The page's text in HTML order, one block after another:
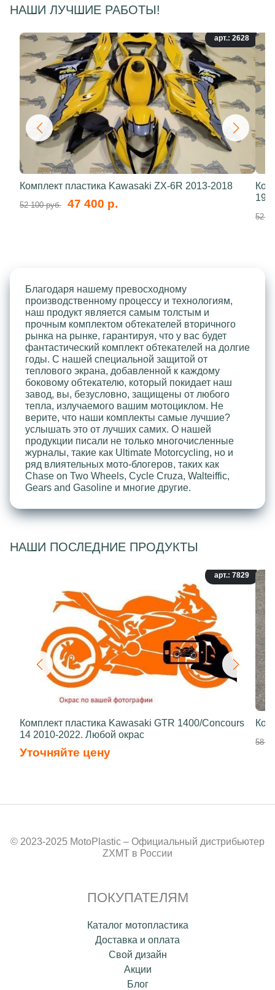
НАШИ ЛУЧШИЕ РАБОТЫ!
арт.: 2628
Комплект пластика Kawasaki ZX-6R 2013-2018
52 100 руб. 47 400 р.
52
Благодаря нашему превосходному
производственному процессу и технологиям,
наш продукт является самым толстым и
прочным комплектом обтекателей вторичного
рынка на рынке, гарантируя, что у вас будет
фантастический комплект обтекателей на долгие
годы. С нашей специальной защитой от
теплового экрана, добавленной к каждому
боковому обтекателю, который покидает наш
завод, вы, безусловно, защищены от любого
тепла, излучаемого вашим мотоциклом. Не
верите, что наши комплекты самые лучшие?
услышать это от лучших самих. О нашей
продукции писали не только многочисленные
журналы, такие как Ultimate Motorcycling, но и
ряд влиятельных мото-блогеров, таких как
Chase on Two Wheels, Cycle Cruza, Walteiffic,
Gears and Gasoline и многие другие.
НАШИ ПОСЛЕДНИЕ ПРОДУКТЫ
арт.: 7829
Комплект пластика Kawasaki GTR 1400/Concours
14 2010-2022. Любой окрас
Уточняйте цену
58
© 2023-2025 MotoPlastic – Официальный дистрибьютер
ZXMT в России
ПОКУПАТЕЛЯМ
Каталог мотопластика
Доставка и оплата
Свой дизайн
Акции
Блог